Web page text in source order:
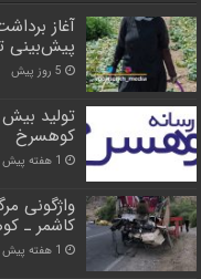
آغاز
پیش‌بینی تولید
5 روز پیش
کوهسرخ
1 هفته پیش
واژگونی
کاشمر ـ کوهسرخ؛ ۵
1 هفته پیش